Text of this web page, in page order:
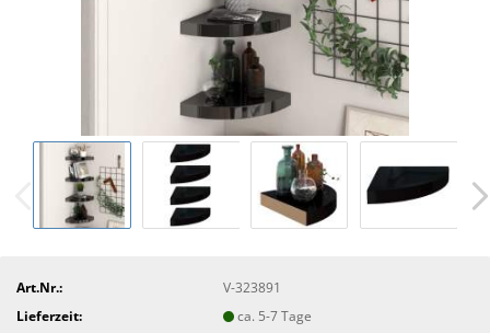
Art.Nr.:
V-323891
Lieferzeit:
ca. 5-7 Tage